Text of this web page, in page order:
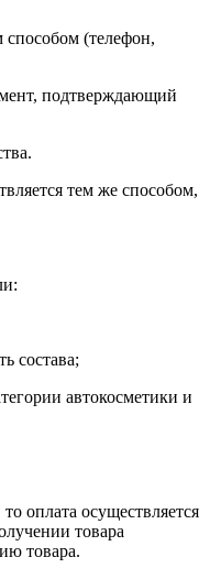
(телефон,
подтверждающий
тем же способом,
состава;
автокосметики и
оплата осуществляется
товара
товара.